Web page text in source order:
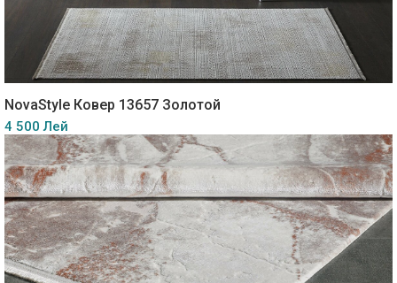
NovaStyle Ковер 13657 Золотой
4 500 Лей